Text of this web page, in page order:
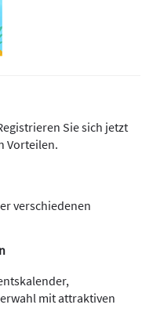
Sie sich jetzt
Vorteilen.
verschiedenen
mit attraktiven